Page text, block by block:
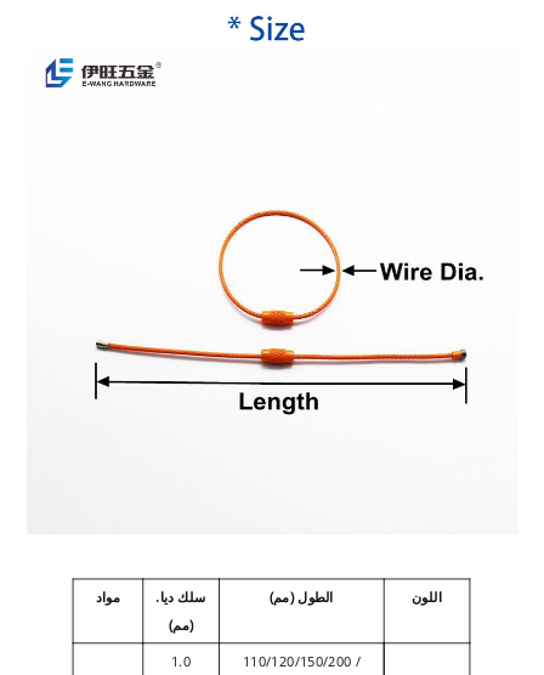
مواد
سلك ديا.
(مم)
الطول (مم) اللون
1.0
110/120/150/200 /